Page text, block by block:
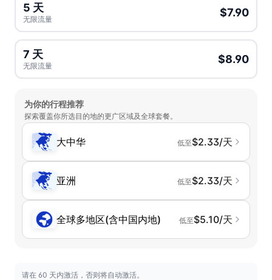
5 天
无限流量
$7.90
7 天
无限流量
$8.90
为你的行程推荐
探索覆盖你所选目的地的更广区域及全球套餐。
大中华 低至$2.33/天
亚洲 低至$2.33/天
全球多地区(含中国内地) 低至$5.10/天
请在 60 天内激活，否则将自动激活。